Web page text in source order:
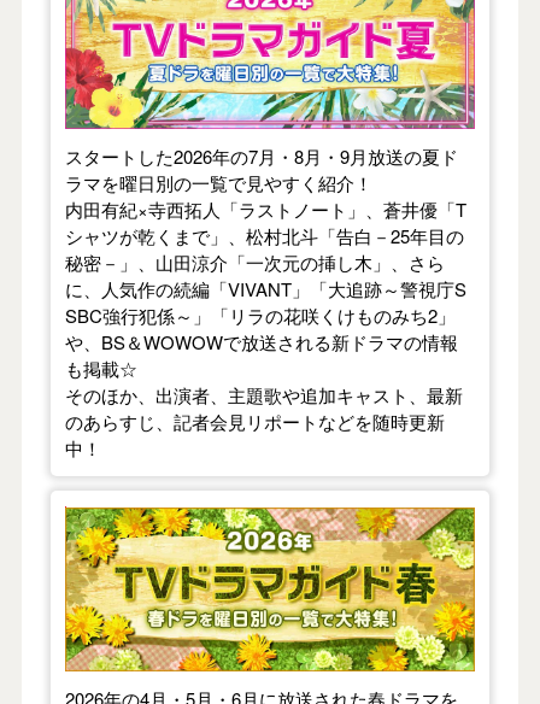
スタートした2026年の7月・8月・9月放送の夏ド
ラマを曜日別の一覧で見やすく紹介！
内田有紀×寺西拓人「ラストノート」、蒼井優「T
シャツが乾くまで」、松村北斗「告白－25年目の
秘密－」、山田涼介「一次元の挿し木」、さら
に、人気作の続編「VIVANT」「大追跡～警視庁S
SBC強行犯係～」「リラの花咲くけものみち2」
や、BS＆WOWOWで放送される新ドラマの情報
も掲載☆
そのほか、出演者、主題歌や追加キャスト、最新
のあらすじ、記者会見リポートなどを随時更新
中！
【2026年春】TVドラマガイド
2026年の4月・5月・6月に放送された春ドラマを